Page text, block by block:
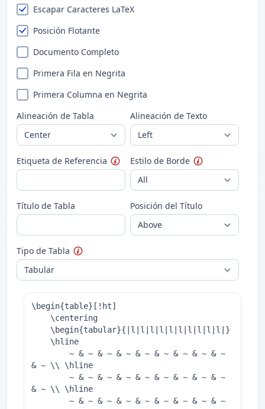
Escapar Caracteres LaTeX
Posición Flotante
Documento Completo
Primera Fila en Negrita
Primera Columna en Negrita
Alineación de Tabla
Alineación de Texto
Etiqueta de Referencia Estilo de Borde
Título de Tabla Posición del Título
Tipo de Tabla